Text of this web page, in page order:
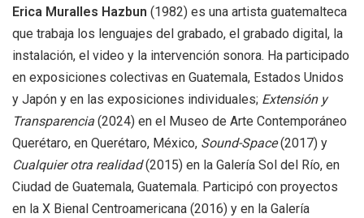
Erica Muralles Hazbun (1982) es una artista guatemalteca
que trabaja los lenguajes del grabado, el grabado digital, la
instalación, el video y la intervención sonora. Ha participado
en exposiciones colectivas en Guatemala, Estados Unidos
y Japón y en las exposiciones individuales; Extensión y
Transparencia (2024) en el Museo de Arte Contemporáneo
Querétaro, en Querétaro, México, Sound-Space(2017) y
Cualquier otra realidad(2015) en la Galería Sol del Río, en
Ciudad de Guatemala, Guatemala. Participó con proyectos
en la X Bienal Centroamericana (2016) y en la Galería